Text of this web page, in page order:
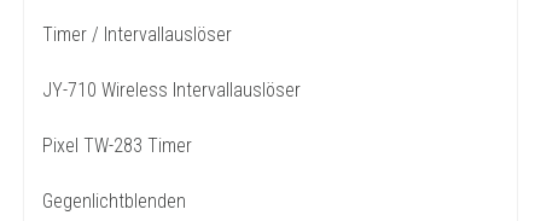
Timer / Intervallauslöser
JY-710 Wireless Intervallauslöser
Pixel TW-283 Timer
Gegenlichtblenden